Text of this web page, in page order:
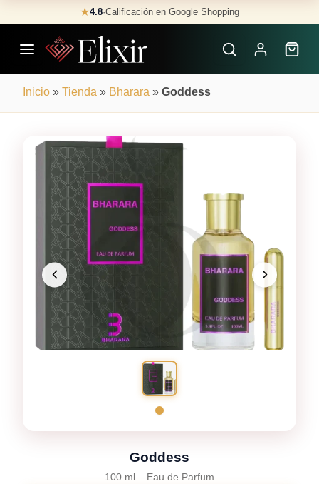
to
content
★4.8·Calificación en Google Shopping
Inicio » Tienda » Bharara » Goddess
Goddess
100 ml – Eau de Parfum